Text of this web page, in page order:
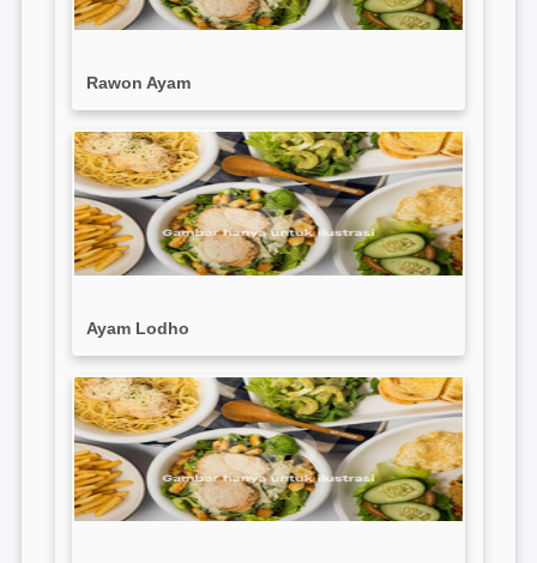
Rawon Ayam
Ayam Lodho